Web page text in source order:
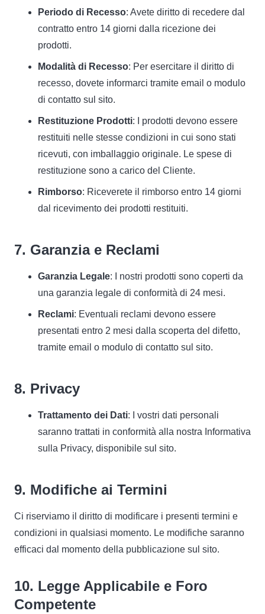
Periodo di Recesso: Avete diritto di recedere dal
contratto entro 14 giorni dalla ricezione dei
prodotti.
Modalità di Recesso: Per esercitare il diritto di
recesso, dovete informarci tramite email o modulo
di contatto sul sito.
Restituzione Prodotti: I prodotti devono essere
restituiti nelle stesse condizioni in cui sono stati
ricevuti, con imballaggio originale. Le spese di
restituzione sono a carico del Cliente.
Rimborso: Riceverete il rimborso entro 14 giorni
dal ricevimento dei prodotti restituiti.
7. Garanzia e Reclami
Garanzia Legale: I nostri prodotti sono coperti da
una garanzia legale di conformità di 24 mesi.
Reclami: Eventuali reclami devono essere
presentati entro 2 mesi dalla scoperta del difetto,
tramite email o modulo di contatto sul sito.
8. Privacy
Trattamento dei Dati: I vostri dati personali
saranno trattati in conformità alla nostra Informativa
sulla Privacy, disponibile sul sito.
9. Modifiche ai Termini
Ci riserviamo il diritto di modificare i presenti termini e
condizioni in qualsiasi momento. Le modifiche saranno
efficaci dal momento della pubblicazione sul sito.
10. Legge Applicabile e Foro
Competente